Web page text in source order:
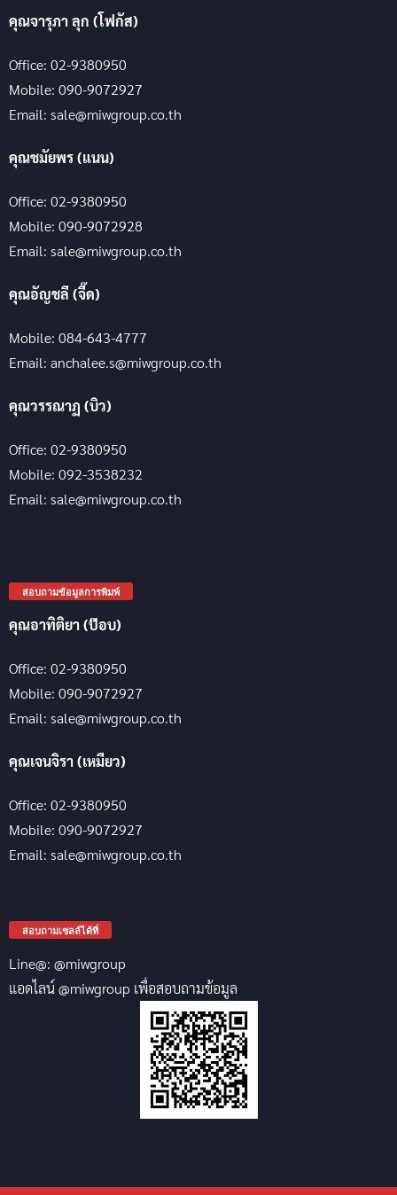
คุณจารุภา ลุก (โฟกัส)
Office: 02-9380950
Mobile: 090-9072927
Email: sale@miwgroup.co.th
คุณชมัยพร (แนน)
Office: 02-9380950
Mobile: 090-9072928
Email: sale@miwgroup.co.th
คุณอัญชลี (จี๊ด)
Mobile: 084-643-4777
Email: anchalee.s@miwgroup.co.th
คุณวรรณาฏ (บิว)
Office: 02-9380950
Mobile: 092-3538232
Email: sale@miwgroup.co.th
สอบถามข้อมูลการพิมพ์
คุณอาทิติยา (ป๊อบ)
Office: 02-9380950
Mobile: 090-9072927
Email: sale@miwgroup.co.th
คุณเจนจิรา (เหมียว)
Office: 02-9380950
Mobile: 090-9072927
Email: sale@miwgroup.co.th
สอบถามเซลล์ได้ที่
Line@: @miwgroup
แอดไลน์ @miwgroup เพื่อสอบถามข้อมูล